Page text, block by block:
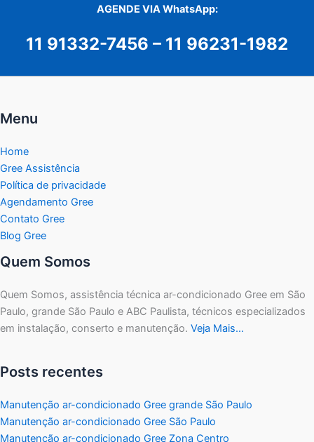
AGENDE VIA WhatsApp:
11 91332-7456 – 11 96231-1982
Menu
Home
Gree Assistência
Política de privacidade
Agendamento Gree
Contato Gree
Blog Gree
Quem Somos
Quem Somos, assistência técnica ar-condicionado Gree em São
Paulo, grande São Paulo e ABC Paulista, técnicos especializados
em instalação, conserto e manutenção. Veja Mais…
Posts recentes
Manutenção ar-condicionado Gree grande São Paulo
Manutenção ar-condicionado Gree São Paulo
Manutenção ar-condicionado Gree Zona Centro